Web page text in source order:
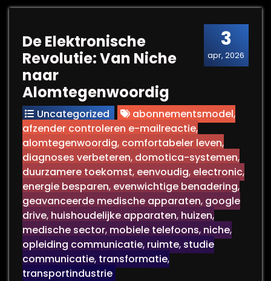
3
apr, 2026
De Elektronische
Revolutie: Van Niche
naar
Alomtegenwoordig
Uncategorized abonnementsmodel,
afzender controleren e-mailreactie,
alomtegenwoordig, comfortabeler leven,
diagnoses verbeteren, domotica-systemen,
duurzamere toekomst, eenvoudig, electronic,
energie besparen, evenwichtige benadering,
geavanceerde medische apparaten, google
drive, huishoudelijke apparaten, huizen,
medische sector, mobiele telefoons, niche,
opleiding communicatie, ruimte, studie
communicatie, transformatie,
transportindustrie